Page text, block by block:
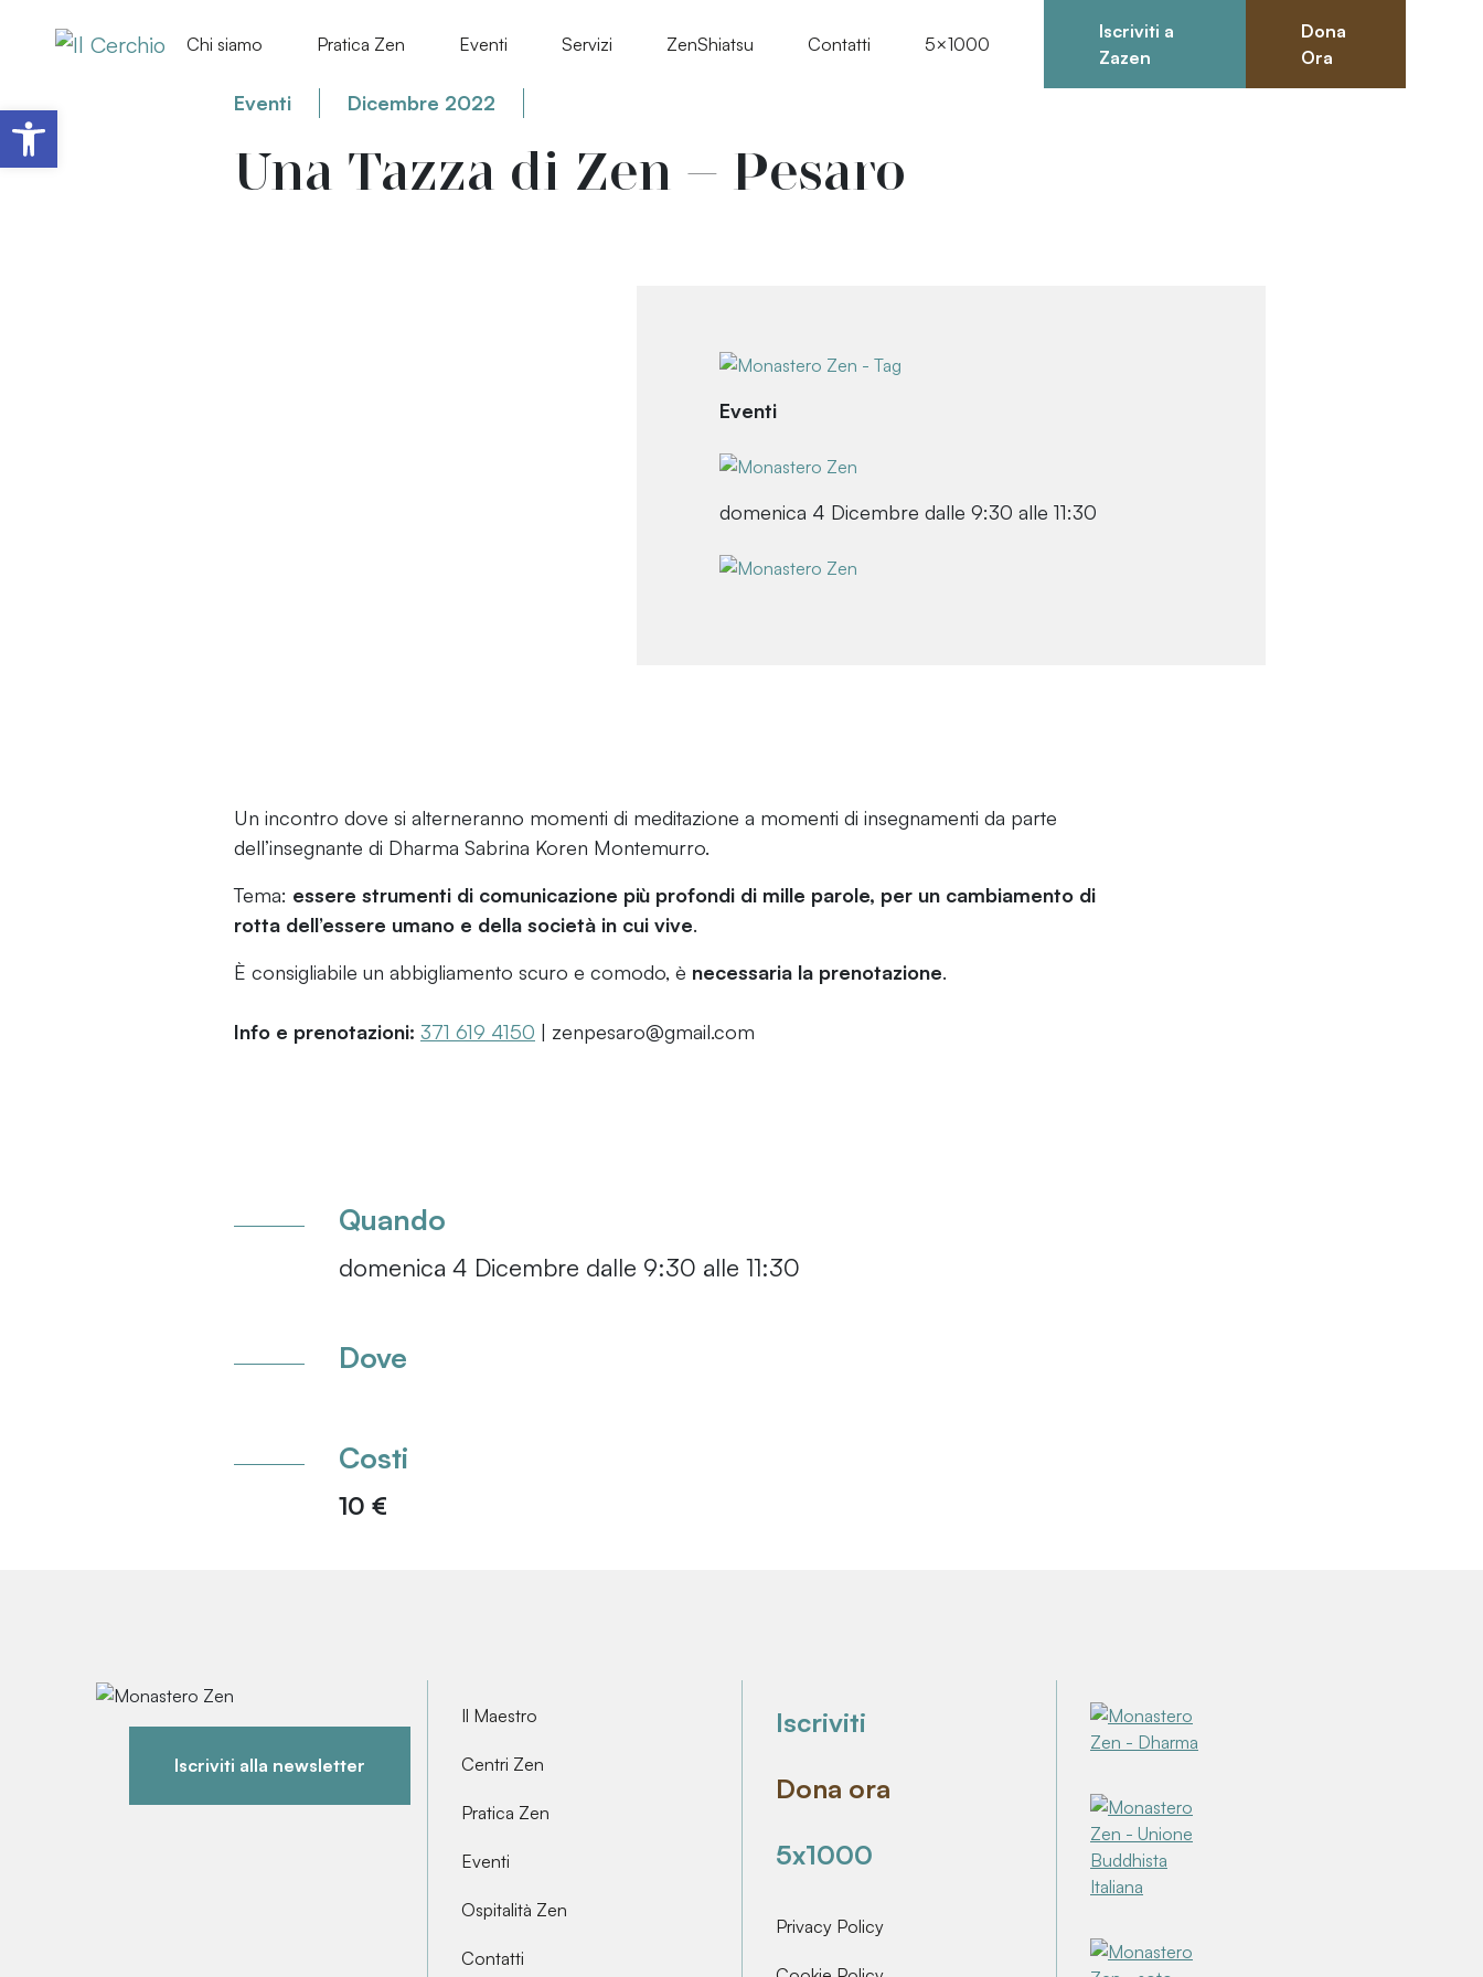
Chi siamo Pratica Zen Eventi Servizi ZenShiatsu Contatti 5×1000
Iscriviti a
Zazen
Dona
Ora
Eventi Dicembre 2022
Una Tazza di Zen – Pesaro
Eventi
domenica 4 Dicembre dalle 9:30 alle 11:30
Un incontro dove si alterneranno momenti di meditazione a momenti di insegnamenti da parte
dell’insegnante di Dharma Sabrina Koren Montemurro.
Tema: essere strumenti di comunicazione più profondi di mille parole, per un cambiamento di
rotta dell’essere umano e della società in cui vive.
È consigliabile un abbigliamento scuro e comodo, è necessaria la prenotazione.
Info e prenotazioni: 371 619 4150 | zenpesaro@gmail.com
Quando
domenica 4 Dicembre dalle 9:30 alle 11:30
Dove
Costi
10 €
Iscriviti alla newsletter
Il Maestro
Centri Zen
Pratica Zen
Eventi
Ospitalità Zen
Contatti
Iscriviti
Dona ora
5x1000
Privacy Policy
Apri la barra degli strumenti